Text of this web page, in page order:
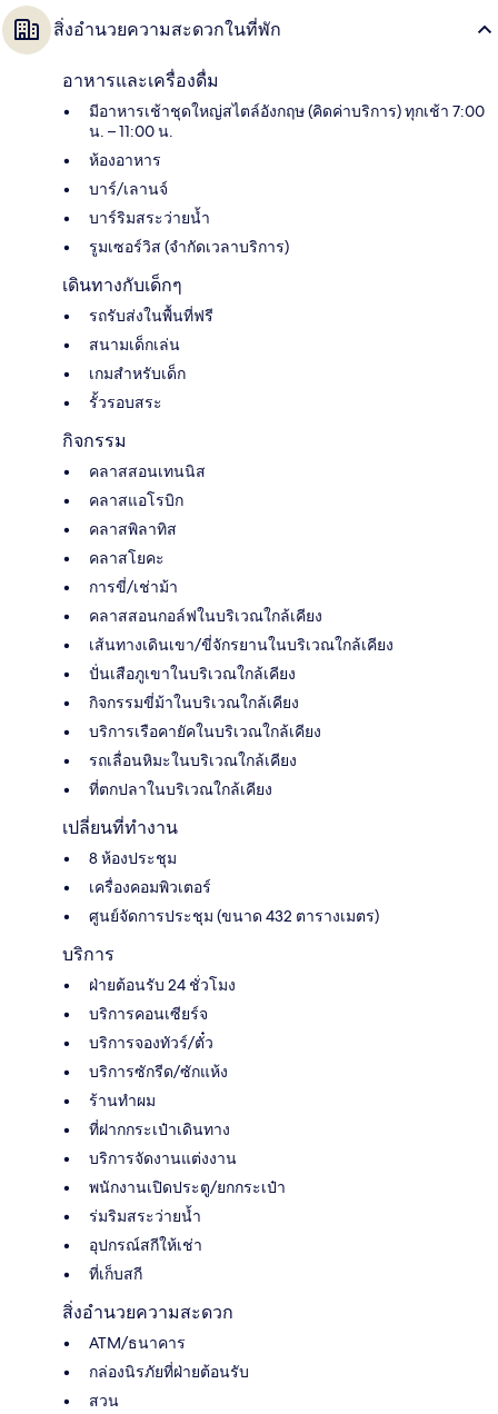
สิ่งอำนวยความสะดวกในที่พัก
อาหารและเครื่องดื่ม
มีอาหารเช้าชุดใหญ่สไตล์อังกฤษ (คิดค่าบริการ) ทุกเช้า 7:00
น. – 11:00 น.
ห้องอาหาร
บาร์/เลานจ์
บาร์ริมสระว่ายน้ำ
รูมเซอร์วิส (จำกัดเวลาบริการ)
เดินทางกับเด็กๆ
รถรับส่งในพื้นที่ฟรี
สนามเด็กเล่น
เกมสำหรับเด็ก
รั้วรอบสระ
กิจกรรม
คลาสสอนเทนนิส
คลาสแอโรบิก
คลาสพิลาทิส
คลาสโยคะ
การขี่/เช่าม้า
คลาสสอนกอล์ฟในบริเวณใกล้เคียง
เส้นทางเดินเขา/ขี่จักรยานในบริเวณใกล้เคียง
ปั่นเสือภูเขาในบริเวณใกล้เคียง
กิจกรรมขี่ม้าในบริเวณใกล้เคียง
บริการเรือคายัคในบริเวณใกล้เคียง
รถเลื่อนหิมะในบริเวณใกล้เคียง
ที่ตกปลาในบริเวณใกล้เคียง
เปลี่ยนที่ทำงาน
8 ห้องประชุม
เครื่องคอมพิวเตอร์
ศูนย์จัดการประชุม (ขนาด 432 ตารางเมตร)
บริการ
ฝ่ายต้อนรับ 24 ชั่วโมง
บริการคอนเซียร์จ
บริการจองทัวร์/ตั๋ว
บริการซักรีด/ซักแห้ง
ร้านทำผม
ที่ฝากกระเป๋าเดินทาง
บริการจัดงานแต่งงาน
พนักงานเปิดประตู/ยกกระเป๋า
ร่มริมสระว่ายน้ำ
อุปกรณ์สกีให้เช่า
ที่เก็บสกี
สิ่งอำนวยความสะดวก
ATM/ธนาคาร
กล่องนิรภัยที่ฝ่ายต้อนรับ
สวน